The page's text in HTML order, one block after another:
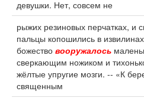
девушки. Нет, совсем не
рыжих резиновых перчатках, и
пальцы копошились в
божество вооружалось
сверкающим ножиком и
жёлтые упругие мозги. -- «К
священным